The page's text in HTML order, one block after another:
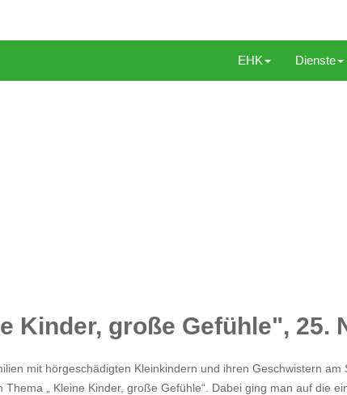
EHK Dienste
Kinder, große Gefühle", 25.
mit hörgeschädigten Kleinkindern und ihren Geschwistern
„ Kleine Kinder, große Gefühle“. Dabei ging man auf die